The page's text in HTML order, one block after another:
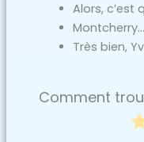
Alors, c’est
Montcherry…
Très bien,
Comment